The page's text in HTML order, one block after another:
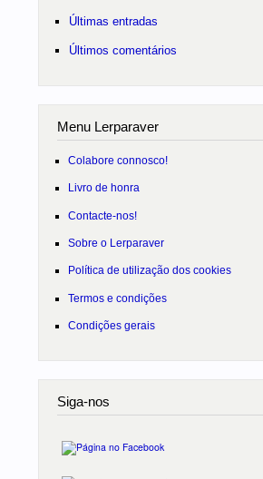
Últimas entradas
Últimos comentários
Menu Lerparaver
Colabore connosco!
Livro de honra
Contacte-nos!
Sobre o Lerparaver
Política de utilização dos cookies
Termos e condições
Condições gerais
Siga-nos